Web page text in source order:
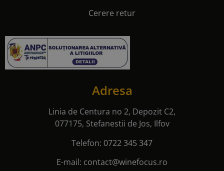
Cerere retur
Adresa
Linia de Centura no 2, Depozit C2,
077175, Stefanestii de Jos, Ilfov
Telefon: 0722 345 347
E-mail: contact@winefocus.ro